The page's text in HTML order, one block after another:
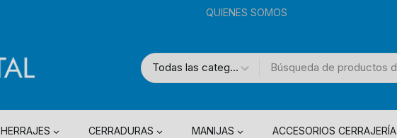
QUIENES SOMOS
HERRAJES CERRADURAS MANIJAS ACCESORIOS CERRAJERÍA